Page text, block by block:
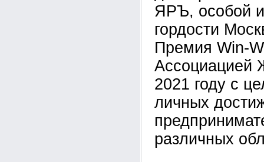
ЯРЪ, особой
гордости
Премия Win-
Ассоциацией
2021 году с
личных
различных